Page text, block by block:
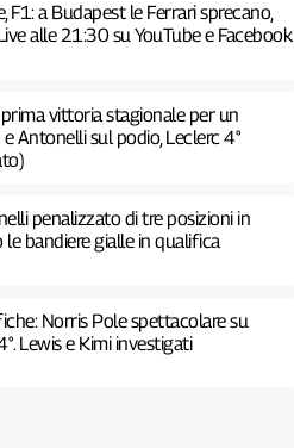
a Budapest le Ferrari sprecano,
alle 21:30 su YouTube e Facebook
vittoria stagionale per un
Antonelli sul podio, Leclerc 4°
penalizzato di tre posizioni in
bandiere gialle in qualifica
Norris Pole spettacolare su
Lewis e Kimi investigati